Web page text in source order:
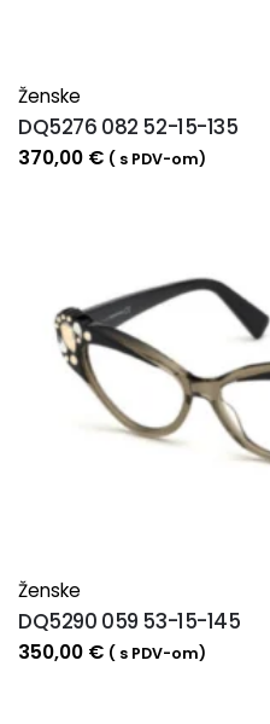
Ženske
DQ5276 082 52-15-135
370,00 € ( s PDV-om)
Ženske
DQ5290 059 53-15-145
350,00 € ( s PDV-om)